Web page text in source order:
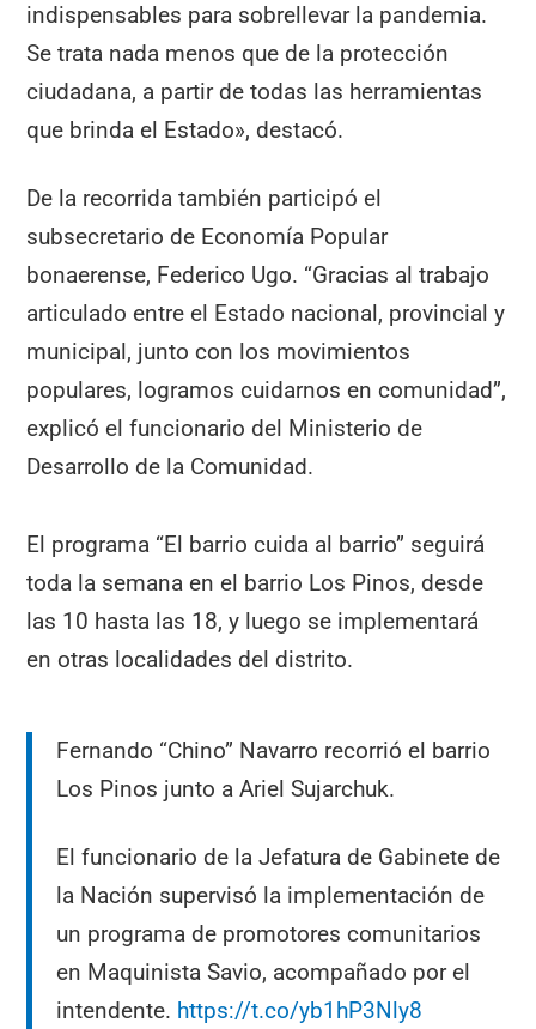
indispensables para sobrellevar la pandemia.
Se trata nada menos que de la protección
ciudadana, a partir de todas las herramientas
que brinda el Estado», destacó.
De la recorrida también participó el
subsecretario de Economía Popular
bonaerense, Federico Ugo. “Gracias al trabajo
articulado entre el Estado nacional, provincial y
municipal, junto con los movimientos
populares, logramos cuidarnos en comunidad”,
explicó el funcionario del Ministerio de
Desarrollo de la Comunidad.
El programa “El barrio cuida al barrio” seguirá
toda la semana en el barrio Los Pinos, desde
las 10 hasta las 18, y luego se implementará
en otras localidades del distrito.
Fernando “Chino” Navarro recorrió el barrio
Los Pinos junto a Ariel Sujarchuk.
El funcionario de la Jefatura de Gabinete de
la Nación supervisó la implementación de
un programa de promotores comunitarios
en Maquinista Savio, acompañado por el
intendente. https://t.co/yb1hP3Nly8